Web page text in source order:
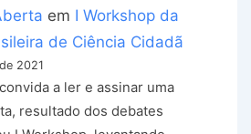
em I Workshop da
de Ciência Cidadã
2021
a ler e assinar uma
resultado dos debates